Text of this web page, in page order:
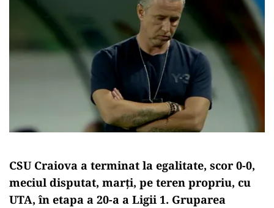
CSU Craiova a terminat la egalitate, scor 0-0,
meciul disputat, marţi, pe teren propriu, cu
UTA, în etapa a 20-a a Ligii 1. Gruparea